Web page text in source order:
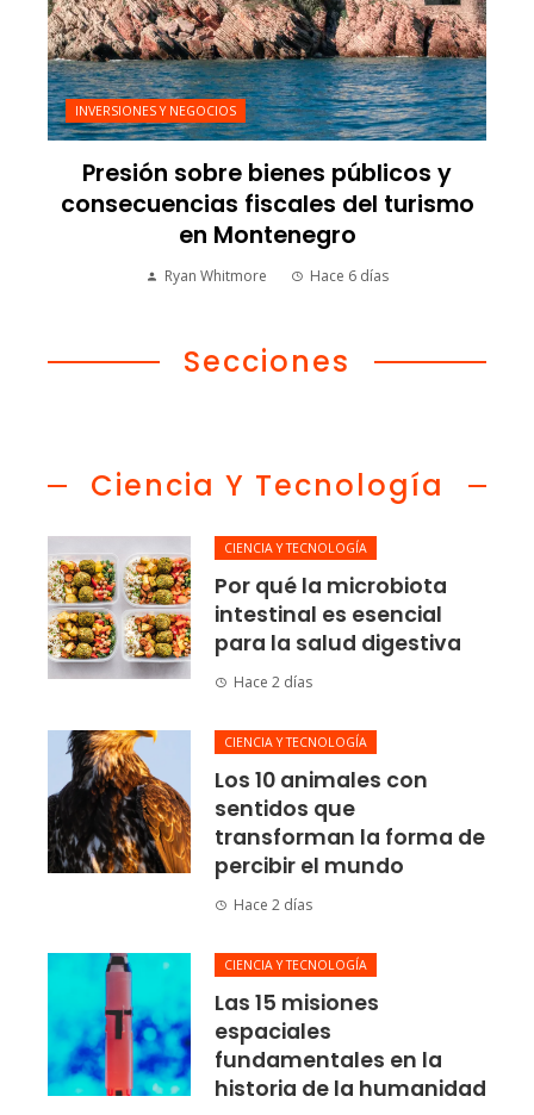
INVERSIONES Y NEGOCIOS
Presión sobre bienes públicos y
consecuencias fiscales del turismo
en Montenegro
Ryan Whitmore Hace 6 días
Secciones
Ciencia Y Tecnología
CIENCIA Y TECNOLOGÍA
Por qué la microbiota
intestinal es esencial
para la salud digestiva
Hace 2 días
CIENCIA Y TECNOLOGÍA
Los 10 animales con
sentidos que
transforman la forma de
percibir el mundo
Hace 2 días
CIENCIA Y TECNOLOGÍA
Las 15 misiones
espaciales
fundamentales en la
historia de la humanidad